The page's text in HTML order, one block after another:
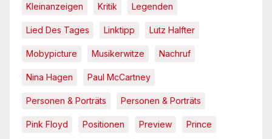
Kleinanzeigen Kritik Legenden
Lied Des Tages Linktipp Lutz Halfter
Mobypicture Musikerwitze Nachruf
Nina Hagen Paul McCartney
Personen & Porträts Personen & Porträts
Pink Floyd Positionen Preview Prince